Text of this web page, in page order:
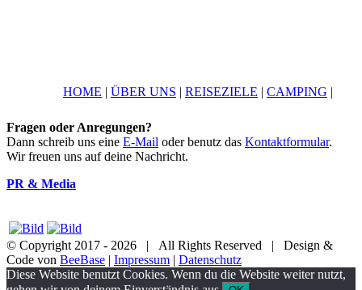
HOME | ÜBER UNS | REISEZIELE | CAMPING |
Fragen oder Anregungen?
Dann schreib uns eine E-Mail oder benutz das Kontaktformular.
Wir freuen uns auf deine Nachricht.
PR & Media
© Copyright 2017 - 2026 | All Rights Reserved | Design &
Code von BeeBase | Impressum | Datenschutz
YouTube
Facebook
Twitter
Instagram
Pinterest
Email
Diese Website benutzt Cookies. Wenn du die Website weiter nutzt,